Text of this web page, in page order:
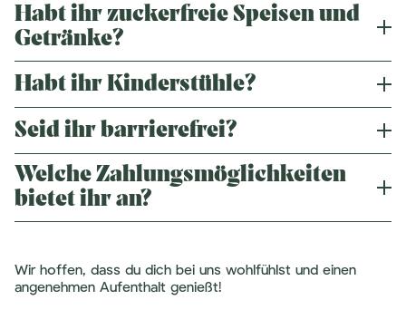
UberEats-App verwenden.
Grundsätzlich können wir keinen bestimmten Tisch
reservieren. Wir bemühen uns jedoch stets, deinen
Wünschen entgegenzukommen.
Habt ihr zuckerfreie Speisen und
Getränke?
Ja, wir bieten zuckerfreie Speisen und Getränke an. Lass
Habt ihr Kinderstühle?
Ja, wir haben Kinderstühle in unserem Restaurant.
Seid ihr barrierefrei?
Ja, wir sind barrierefrei. Sag uns einfach bei der
Reservierung Bescheid, dann werden wir dir den perfekten
Tisch zuteilen.
Welche Zahlungsmöglichkeiten
bietet ihr an?
Wir hoffen, dass du dich bei uns wohlfühlst und einen
angenehmen Aufenthalt genießt!